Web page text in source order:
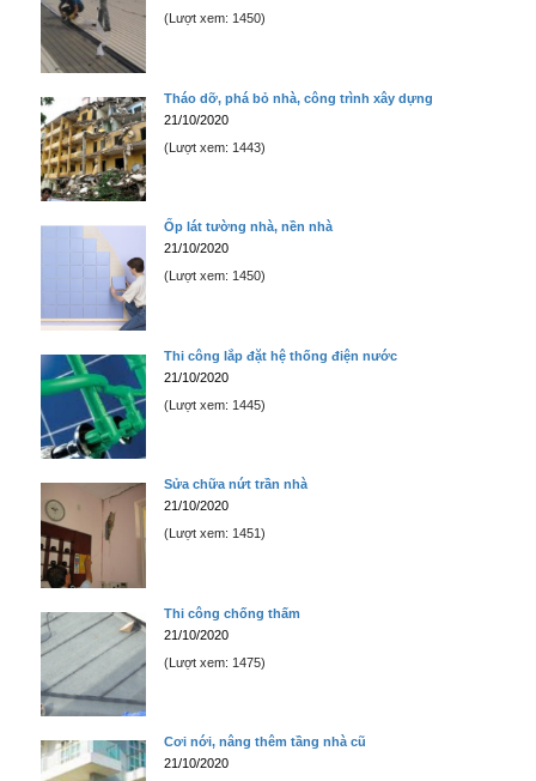
(Lượt xem: 1450)
Tháo dỡ, phá bỏ nhà, công trình xây dựng
21/10/2020
(Lượt xem: 1443)
Ốp lát tường nhà, nền nhà
21/10/2020
(Lượt xem: 1450)
Thi công lắp đặt hệ thống điện nước
21/10/2020
(Lượt xem: 1445)
Sửa chữa nứt trần nhà
21/10/2020
(Lượt xem: 1451)
Thi công chống thấm
21/10/2020
(Lượt xem: 1475)
Cơi nới, nâng thêm tầng nhà cũ
21/10/2020